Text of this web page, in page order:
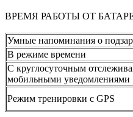
ВРЕМЯ РАБОТЫ ОТ
Умные напоминания о
В режиме времени
С круглосуточным
мобильными уведомлениями
Режим тренировки с GPS